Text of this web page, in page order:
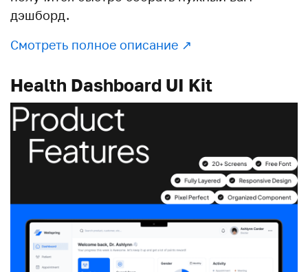
дэшборд.
Смотреть полное описание ↗︎
Health Dashboard UI Kit